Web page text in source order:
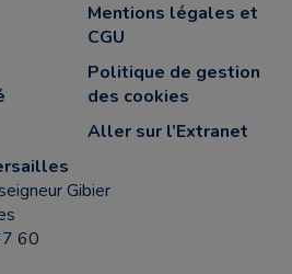
Mentions légales et
CGU
Politique de gestion
des cookies
Aller sur l’Extranet
Gibier
60